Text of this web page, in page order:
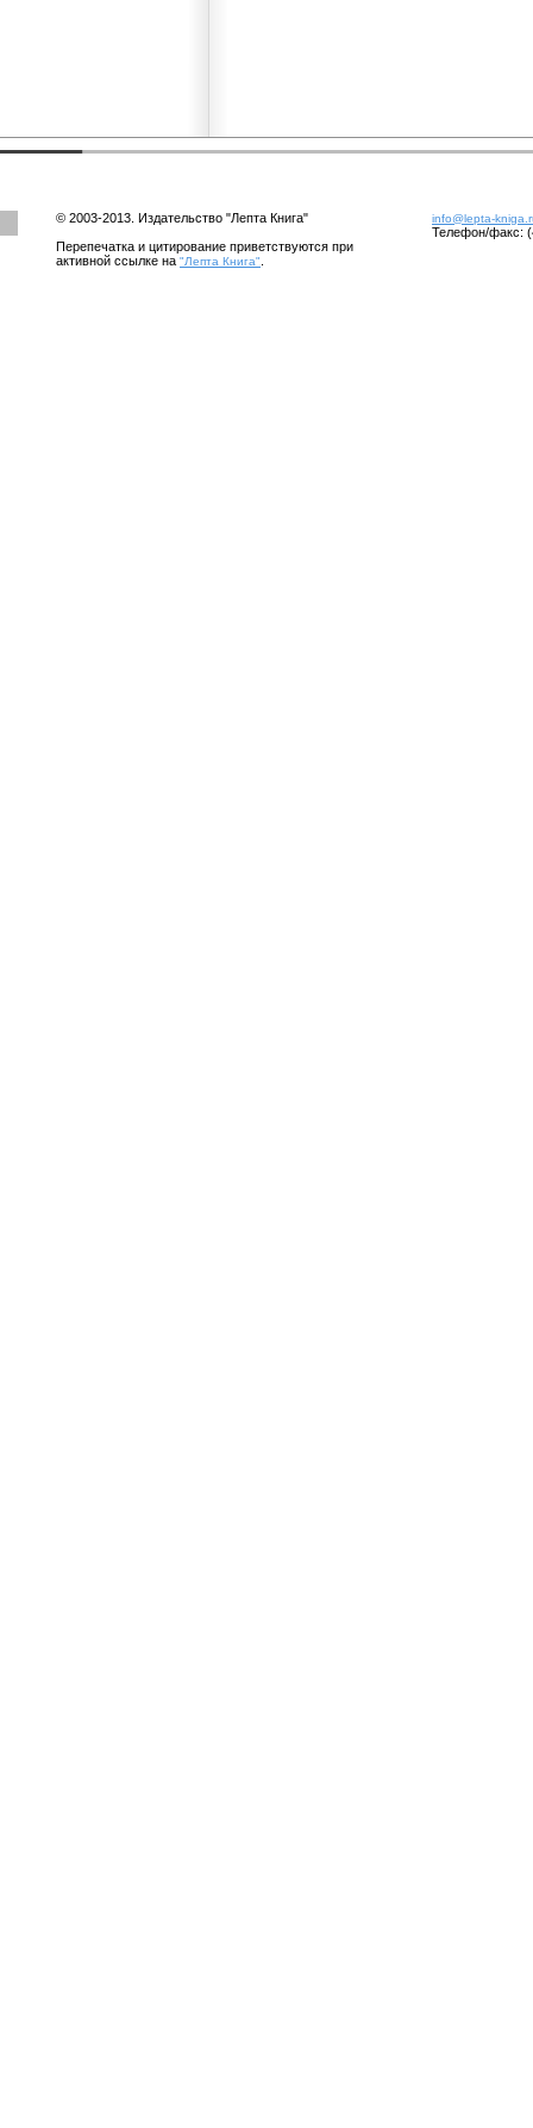
© 2003-2013. Издательство "Лепта Книга"
Перепечатка и цитирование приветствуются при
активной ссылке на "Лепта Книга"
info@lepta-
Телефон/факс: